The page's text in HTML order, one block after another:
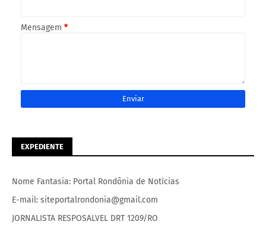
Mensagem *
EXPEDIENTE
Nome Fantasia: Portal Rondônia de Notícias
E-mail: siteportalrondonia@gmail.com
JORNALISTA RESPOSALVEL DRT 1209/RO